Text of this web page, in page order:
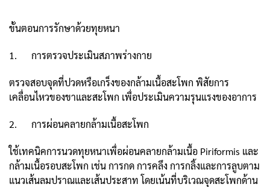
ขั้นตอนการรักษาด้วยทุยหนา
1. การตรวจประเมินสภาพร่างกาย
ตรวจสอบจุดที่ปวดหรือเกร็งของกล้ามเนื้อสะโพก พิสัยการ
เคลื่อนไหวของขาและสะโพก เพื่อประเมินความรุนแรงของอาการ
2. การผ่อนคลายกล้ามเนื้อสะโพก
ใช้เทคนิคการนวดทุยหนาเพื่อผ่อนคลายกล้ามเนื้อ Piriformis และ
กล้ามเนื้อรอบสะโพก เช่น การกด การคลึง การกลิ้งและการลูบตาม
แนวเส้นลมปราณและเส้นประสาท โดยเน้นที่บริเวณจุดสะโพกด้าน